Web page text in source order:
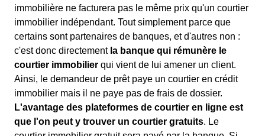
immobilière ne facturera pas le même prix qu'un courtier
immobilier indépendant. Tout simplement parce que
certains sont partenaires de banques, et d'autres non :
c'est donc directement la banque qui rémunère le
courtier immobilier qui vient de lui amener un client.
Ainsi, le demandeur de prêt paye un courtier en crédit
immobilier mais il ne paye pas de frais de dossier.
L'avantage des plateformes de courtier en ligne est
que l'on peut y trouver un courtier gratuits. Le